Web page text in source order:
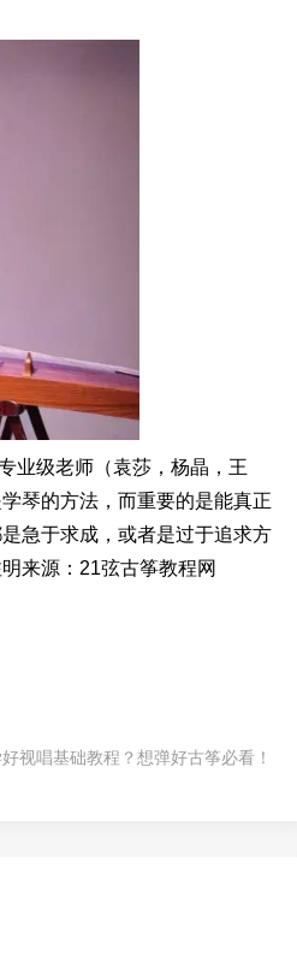
级老师（袁莎，杨晶，王
琴的方法，而重要的是能真正
急于求成，或者是过于追求方
来源：21弦古筝教程网
视唱基础教程？想弹好古筝必看！